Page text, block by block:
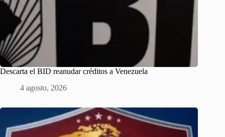
Descarta el BID reanudar créditos a Venezuela
4 agosto, 2026